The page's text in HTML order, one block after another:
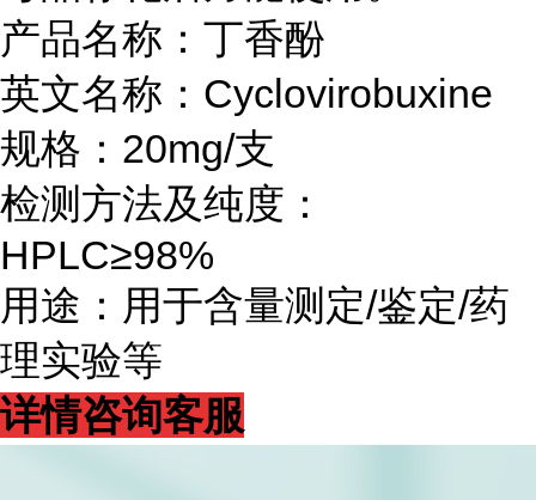
产品名称：丁香酚
英文名称：Cyclovirobuxine
规格：20mg/支
检测方法及纯度：
HPLC≥98%
用途：用于含量测定/鉴定/药
理实验等
详情咨询客服